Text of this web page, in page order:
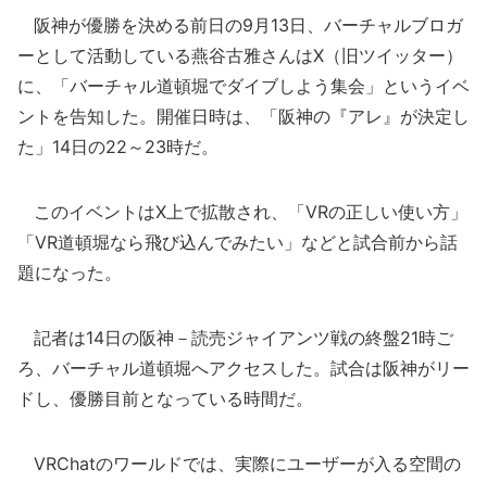
阪神が優勝を決める前日の9月13日、バーチャルブロガ
ーとして活動している燕谷古雅さんはX（旧ツイッター）
に、「バーチャル道頓堀でダイブしよう集会」というイベ
ントを告知した。開催日時は、「阪神の『アレ』が決定し
た」14日の22～23時だ。
このイベントはX上で拡散され、「VRの正しい使い方」
「VR道頓堀なら飛び込んでみたい」などと試合前から話
題になった。
記者は14日の阪神－読売ジャイアンツ戦の終盤21時ご
ろ、バーチャル道頓堀へアクセスした。試合は阪神がリー
ドし、優勝目前となっている時間だ。
VRChatのワールドでは、実際にユーザーが入る空間の